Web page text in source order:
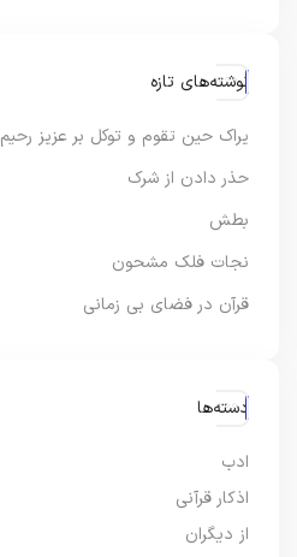
نوشته‌های تازه
یراک حین تقوم و توکل بر عزیز رحیم
حذر دادن از شرک
بطش
نجات فلک مشحون
قرآن در فضای بی زمانی
دسته‌ها
ادب
اذکار قرآنی
از دیگران